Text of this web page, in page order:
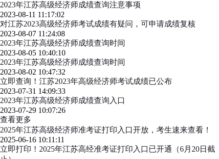
2023年江苏高级经济师成绩查询注意事项
2023-08-11 11:17:02
对江苏2023高级经济师考试成绩有疑问，可申请成绩复核
2023-08-07 11:24:08
2023年江苏高级经济师成绩查询时间
2023-08-05 10:40:10
2023年江苏高级经济师成绩查询时间
2023-08-02 10:47:32
立即查询！江苏2023年高级经济师考试成绩已公布
2023-07-31 14:09:33
2023年江苏高级经济师成绩查询入口
2023-07-29 10:07:26
查看更多
2025年江苏高级经济师准考证打印入口开放，考生速来查看！
2025-06-16 10:11:11
立即打印！2025年江苏高经准考证打印入口已开通（6月20日截